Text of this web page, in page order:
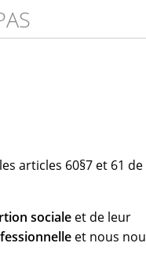
articles 60§7 et 61 de
sociale et de leur
et nous